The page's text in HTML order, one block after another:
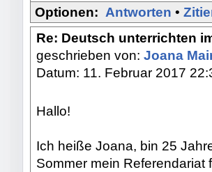
Optionen: Antworten •
Re: Deutsch unterrichten
geschrieben von: Joana
Datum: 11. Februar 2017
Hallo!
Ich heiße Joana, bin 25
Sommer mein